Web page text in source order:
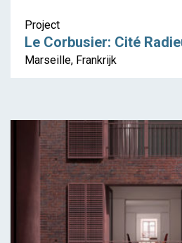
Project
Le Corbusier: Cité
Marseille, Frankrijk